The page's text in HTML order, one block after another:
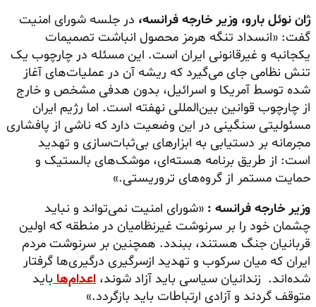
ژان نوئل بارو، وزیر خارجه فرانسه، در جلسه شورای امنیت
گفت: «انسداد تنگه هرمز محصول انباشت تصمیمات
یکجانبه و غیرقانونی ایران است. این مسئله در چارچوب یک
تنش نظامی جای می‌گیرد که ریشه آن در عملیات‌های آغاز
شده توسط آمریکا و اسرائیل، بدون هدفی مشخص و خارج
از چارچوب قوانین بین‌المللی نهفته است. اما رژیم ایران
مسئولیتی سنگینی در این وضعیت دارد که ناشی از پافشاری
مجرمانه بر دستیابی به ابزارهای بی‌ثبات‌سازی و تهدید
است: از طریق برنامه هسته‌ای، موشک‌های بالستیک و
حمایت مستمر از گروه‌های تروریستی.»
وزیر خارجه فرانسه : «شورای امنیت نمی‌تواند و نباید
چشمان خود را بر سرنوشت غیرنظامیان در منطقه که اولین
قربانیان جنگ هستند، ببندد. همچنین بر سرنوشت مردم
ایران که میان سرکوب و تهدید ازسرگیری درگیری‌ها گرفتار
شده‌اند. زندانیان سیاسی باید آزاد شوند، اعدام‌هاباید
متوقف گردند و آزادی ارتباطات باید بازگردد.»